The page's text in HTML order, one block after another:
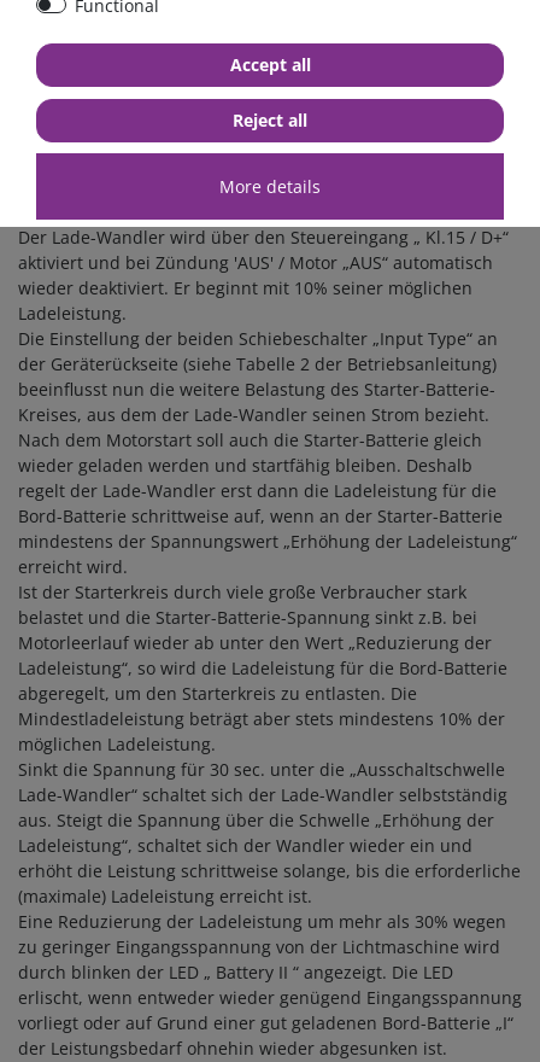
(Absorbent Glass Mat, Blei-Vlies-Technologie)
c) „Gel“: Verschlossene, gasdichte Gel-Batterien, (dryfit,
festgelegter Elektrolyt)
d) „LiFePO4“: Ladespannung 14,4 V für Lithium-LiFePO4-
Batterien mit komplett integrierter Elektronik und
Schutzbeschaltung (BMS).
Funktionsweise der Leistungsregelung für Starter-Batterie
Der Lade-Wandler wird über den Steuereingang „ Kl.15 / D+“
aktiviert und bei Zündung 'AUS' / Motor „AUS“ automatisch
wieder deaktiviert. Er beginnt mit 10% seiner möglichen
Ladeleistung.
Die Einstellung der beiden Schiebeschalter „Input Type“ an
der Geräterückseite (siehe Tabelle 2 der Betriebsanleitung)
beeinflusst nun die weitere Belastung des Starter-Batterie-
Kreises, aus dem der Lade-Wandler seinen Strom bezieht.
Nach dem Motorstart soll auch die Starter-Batterie gleich
wieder geladen werden und startfähig bleiben. Deshalb
regelt der Lade-Wandler erst dann die Ladeleistung für die
Bord-Batterie schrittweise auf, wenn an der Starter-Batterie
mindestens der Spannungswert „Erhöhung der Ladeleistung“
erreicht wird.
Ist der Starterkreis durch viele große Verbraucher stark
belastet und die Starter-Batterie-Spannung sinkt z.B. bei
Motorleerlauf wieder ab unter den Wert „Reduzierung der
Ladeleistung“, so wird die Ladeleistung für die Bord-Batterie
abgeregelt, um den Starterkreis zu entlasten. Die
Mindestladeleistung beträgt aber stets mindestens 10% der
möglichen Ladeleistung.
Sinkt die Spannung für 30 sec. unter die „Ausschaltschwelle
Lade-Wandler“ schaltet sich der Lade-Wandler selbstständig
aus. Steigt die Spannung über die Schwelle „Erhöhung der
Ladeleistung“, schaltet sich der Wandler wieder ein und
erhöht die Leistung schrittweise solange, bis die erforderliche
(maximale) Ladeleistung erreicht ist.
Eine Reduzierung der Ladeleistung um mehr als 30% wegen
zu geringer Eingangsspannung von der Lichtmaschine wird
durch blinken der LED „ Battery II “ angezeigt. Die LED
erlischt, wenn entweder wieder genügend Eingangsspannung
vorliegt oder auf Grund einer gut geladenen Bord-Batterie „I“
der Leistungsbedarf ohnehin wieder abgesunken ist.
Functional
More details
Accept all
Reject all